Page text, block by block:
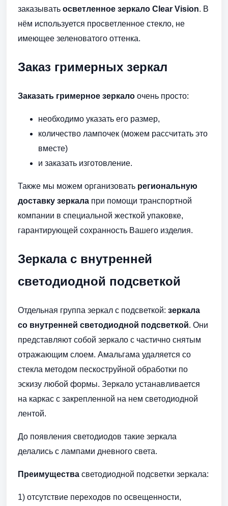
заказывать осветленное зеркало Clear Vision. В
нём используется просветленное стекло, не
имеющее зеленоватого оттенка.
Заказ гримерных зеркал
Заказать гримерное зеркало очень просто:
необходимо указать его размер,
количество лампочек (можем рассчитать это
вместе)
и заказать изготовление.
Также мы можем организовать региональную
доставку зеркала при помощи транспортной
компании в специальной жесткой упаковке,
гарантирующей сохранность Вашего изделия.
Зеркала с внутренней
светодиодной подсветкой
Отдельная группа зеркал с подсветкой: зеркала
со внутренней светодиодной подсветкой. Они
представляют собой зеркало с частично снятым
отражающим слоем. Амальгама удаляется со
стекла методом пескоструйной обработки по
эскизу любой формы. Зеркало устанавливается
на каркас с закрепленной на нем светодиодной
лентой.
До появления светодиодов такие зеркала
делались с лампами дневного света.
Преимущества светодиодной подсветки зеркала:
1) отсутствие переходов по освещенности,